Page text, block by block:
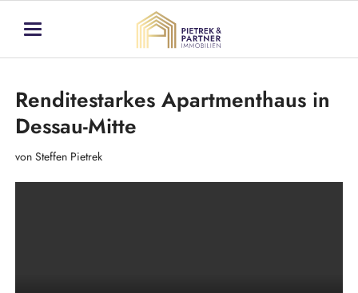
Renditestarkes Apartmenthaus in
Dessau-Mitte
von Steffen Pietrek